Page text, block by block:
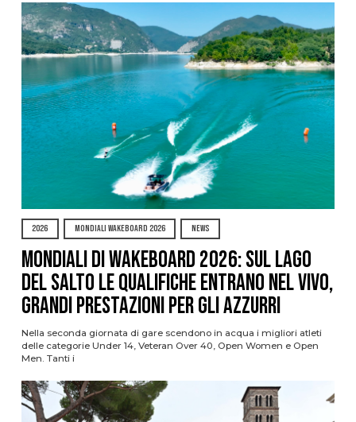
2026 MONDIALI WAKEBOARD 2026 NEWS
Mondiali di Wakeboard 2026: sul Lago
del Salto le qualifiche entrano nel vivo,
grandi prestazioni per gli azzurri
Nella seconda giornata di gare scendono in acqua i migliori atleti
delle categorie Under 14, Veteran Over 40, Open Women e Open
Men. Tanti i